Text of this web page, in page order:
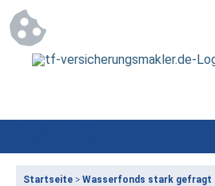
Startseite > Wasserfonds stark gefragt